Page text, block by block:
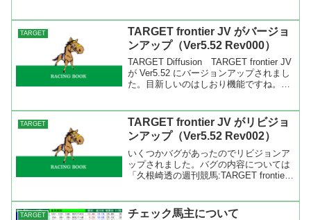
の内容についてはBLITZさんのブログを
参照してください。...
TARGET
TARGET frontier JV がバージョ
ンアップ（Ver5.52 Rev000）
TARGET Diffusion TARGET frontier JV
が Ver5.52 にバージョンアップされまし
た。目新しいのはしおり機能ですね。ツ
すが、僕はチェ...
TARGET
TARGET frontier JV がリビジョ
ンアップ（Ver5.52 Rev002）
いくつかバグがあったのでリビジョンア
ップされました。バグの内容については
「久根崎透の週刊競馬:TARGET frontier
アップで特別登録馬画面で重...
TARGET チェック馬主について